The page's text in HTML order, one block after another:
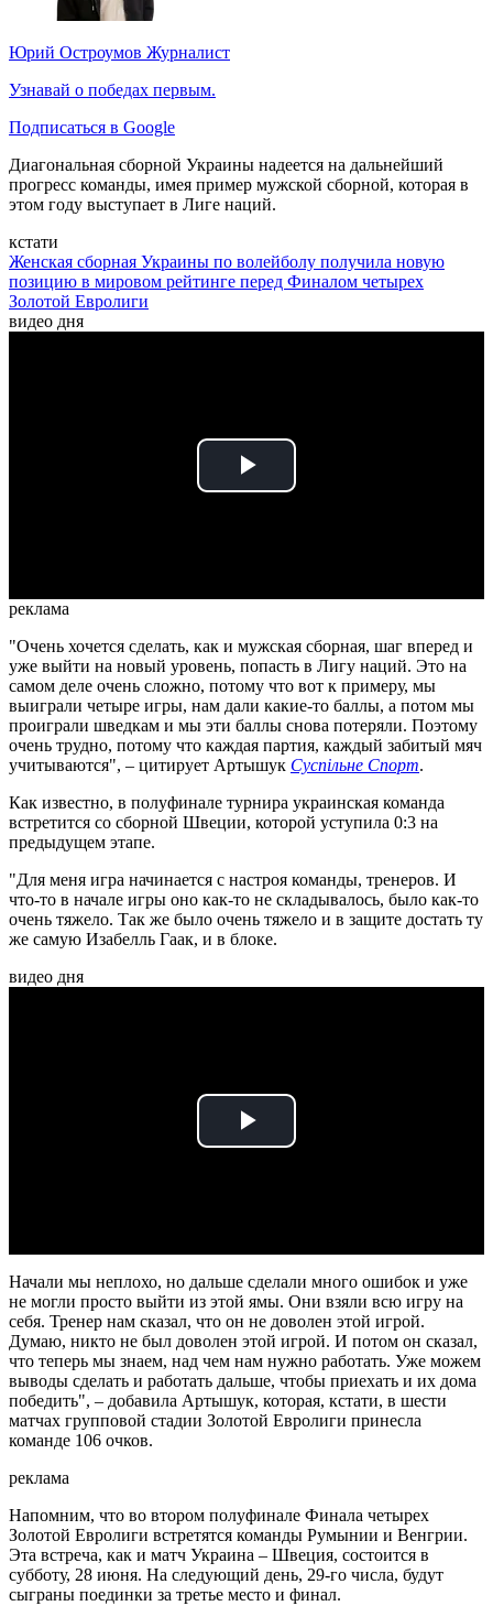
Юрий Остроумов Журналист
Узнавай о победах первым.
Подписаться в Google
Диагональная сборной Украины надеется на дальнейший
прогресс команды, имея пример мужской сборной, которая в
этом году выступает в Лиге наций.
кстати
Женская сборная Украины по волейболу получила новую
позицию в мировом рейтинге перед Финалом четырех
Золотой Евролиги
видео дня
Play
реклама
"Очень хочется сделать, как и мужская сборная, шаг вперед и
уже выйти на новый уровень, попасть в Лигу наций. Это на
самом деле очень сложно, потому что вот к примеру, мы
выиграли четыре игры, нам дали какие-то баллы, а потом мы
проиграли шведкам и мы эти баллы снова потеряли. Поэтому
очень трудно, потому что каждая партия, каждый забитый мяч
учитываются", – цитирует Артышук Суспільне Спорт.
Как известно, в полуфинале турнира украинская команда
встретится со сборной Швеции, которой уступила 0:3 на
предыдущем этапе.
"Для меня игра начинается с настроя команды, тренеров. И
что-то в начале игры оно как-то не складывалось, было как-то
очень тяжело. Так же было очень тяжело и в защите достать ту
же самую Изабелль Гаак, и в блоке.
видео дня
Play
Начали мы неплохо, но дальше сделали много ошибок и уже
не могли просто выйти из этой ямы. Они взяли всю игру на
себя. Тренер нам сказал, что он не доволен этой игрой.
Думаю, никто не был доволен этой игрой. И потом он сказал,
что теперь мы знаем, над чем нам нужно работать. Уже можем
выводы сделать и работать дальше, чтобы приехать и их дома
победить", – добавила Артышук, которая, кстати, в шести
матчах групповой стадии Золотой Евролиги принесла
команде 106 очков.
реклама
Напомним, что во втором полуфинале Финала четырех
Золотой Евролиги встретятся команды Румынии и Венгрии.
Эта встреча, как и матч Украина – Швеция, состоится в
субботу, 28 июня. На следующий день, 29-го числа, будут
сыграны поединки за третье место и финал.